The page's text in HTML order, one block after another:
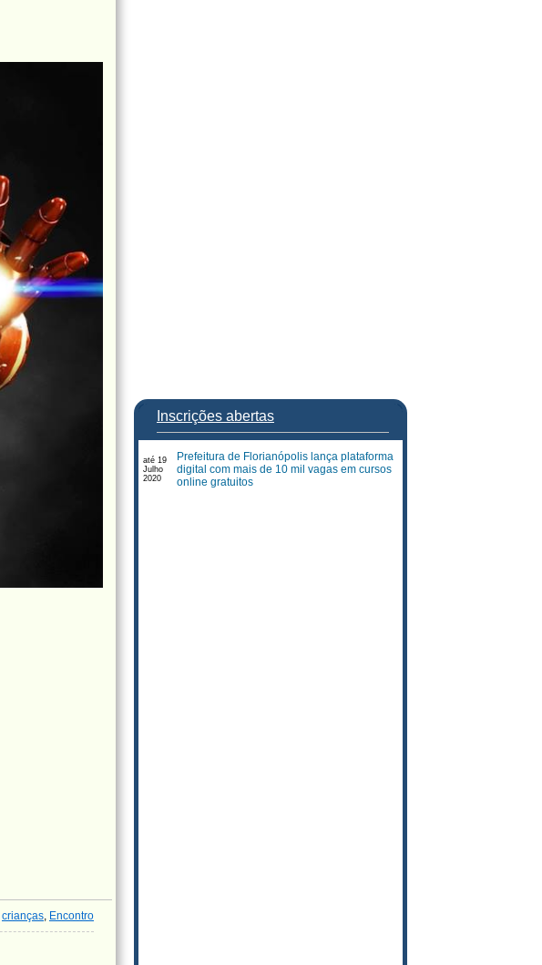
crianças, Encontro
Inscrições abertas
até 19
Julho
2020
Prefeitura de Florianópolis lança plataforma
digital com mais de 10 mil vagas em cursos
online gratuitos